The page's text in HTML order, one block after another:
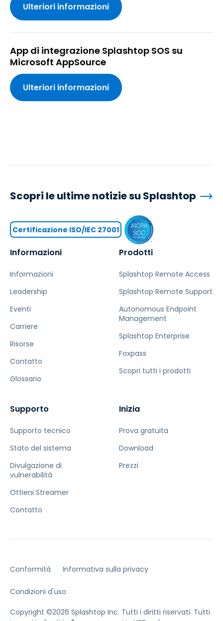
Ulteriori informazioni
App di integrazione Splashtop SOS su
Microsoft AppSource
Ulteriori informazioni
Informazioni
Informazioni
Leadership
Eventi
Carriere
Risorse
Contatto
Glossario
Prodotti
Splashtop Remote Access
Splashtop Remote Support
Autonomous Endpoint
Management
Splashtop Enterprise
Foxpass
Scopri tutti i prodotti
Supporto
Supporto tecnico
Stato del sistema
Divulgazione di
vulnerabilità
Ottieni Streamer
Contatto
Inizia
Prova gratuita
Download
Prezzi
Scopri le ultime notizie su Splashtop
Certificazione ISO/IEC 27001
Conformità Informativa sulla privacy
Condizioni d'uso
Copyright ©2026 Splashtop Inc. Tutti i diritti riservati. Tutti